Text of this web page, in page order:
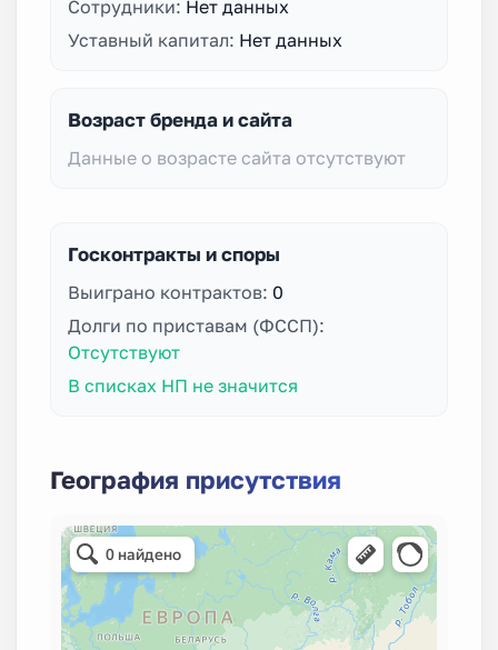
Сотрудники: Нет данных
Уставный капитал: Нет данных
Возраст бренда и сайта
Данные о возрасте сайта отсутствуют
Госконтракты и споры
Выиграно контрактов: 0
Долги по приставам (ФССП):
Отсутствуют
В списках НП не значится
География присутствия